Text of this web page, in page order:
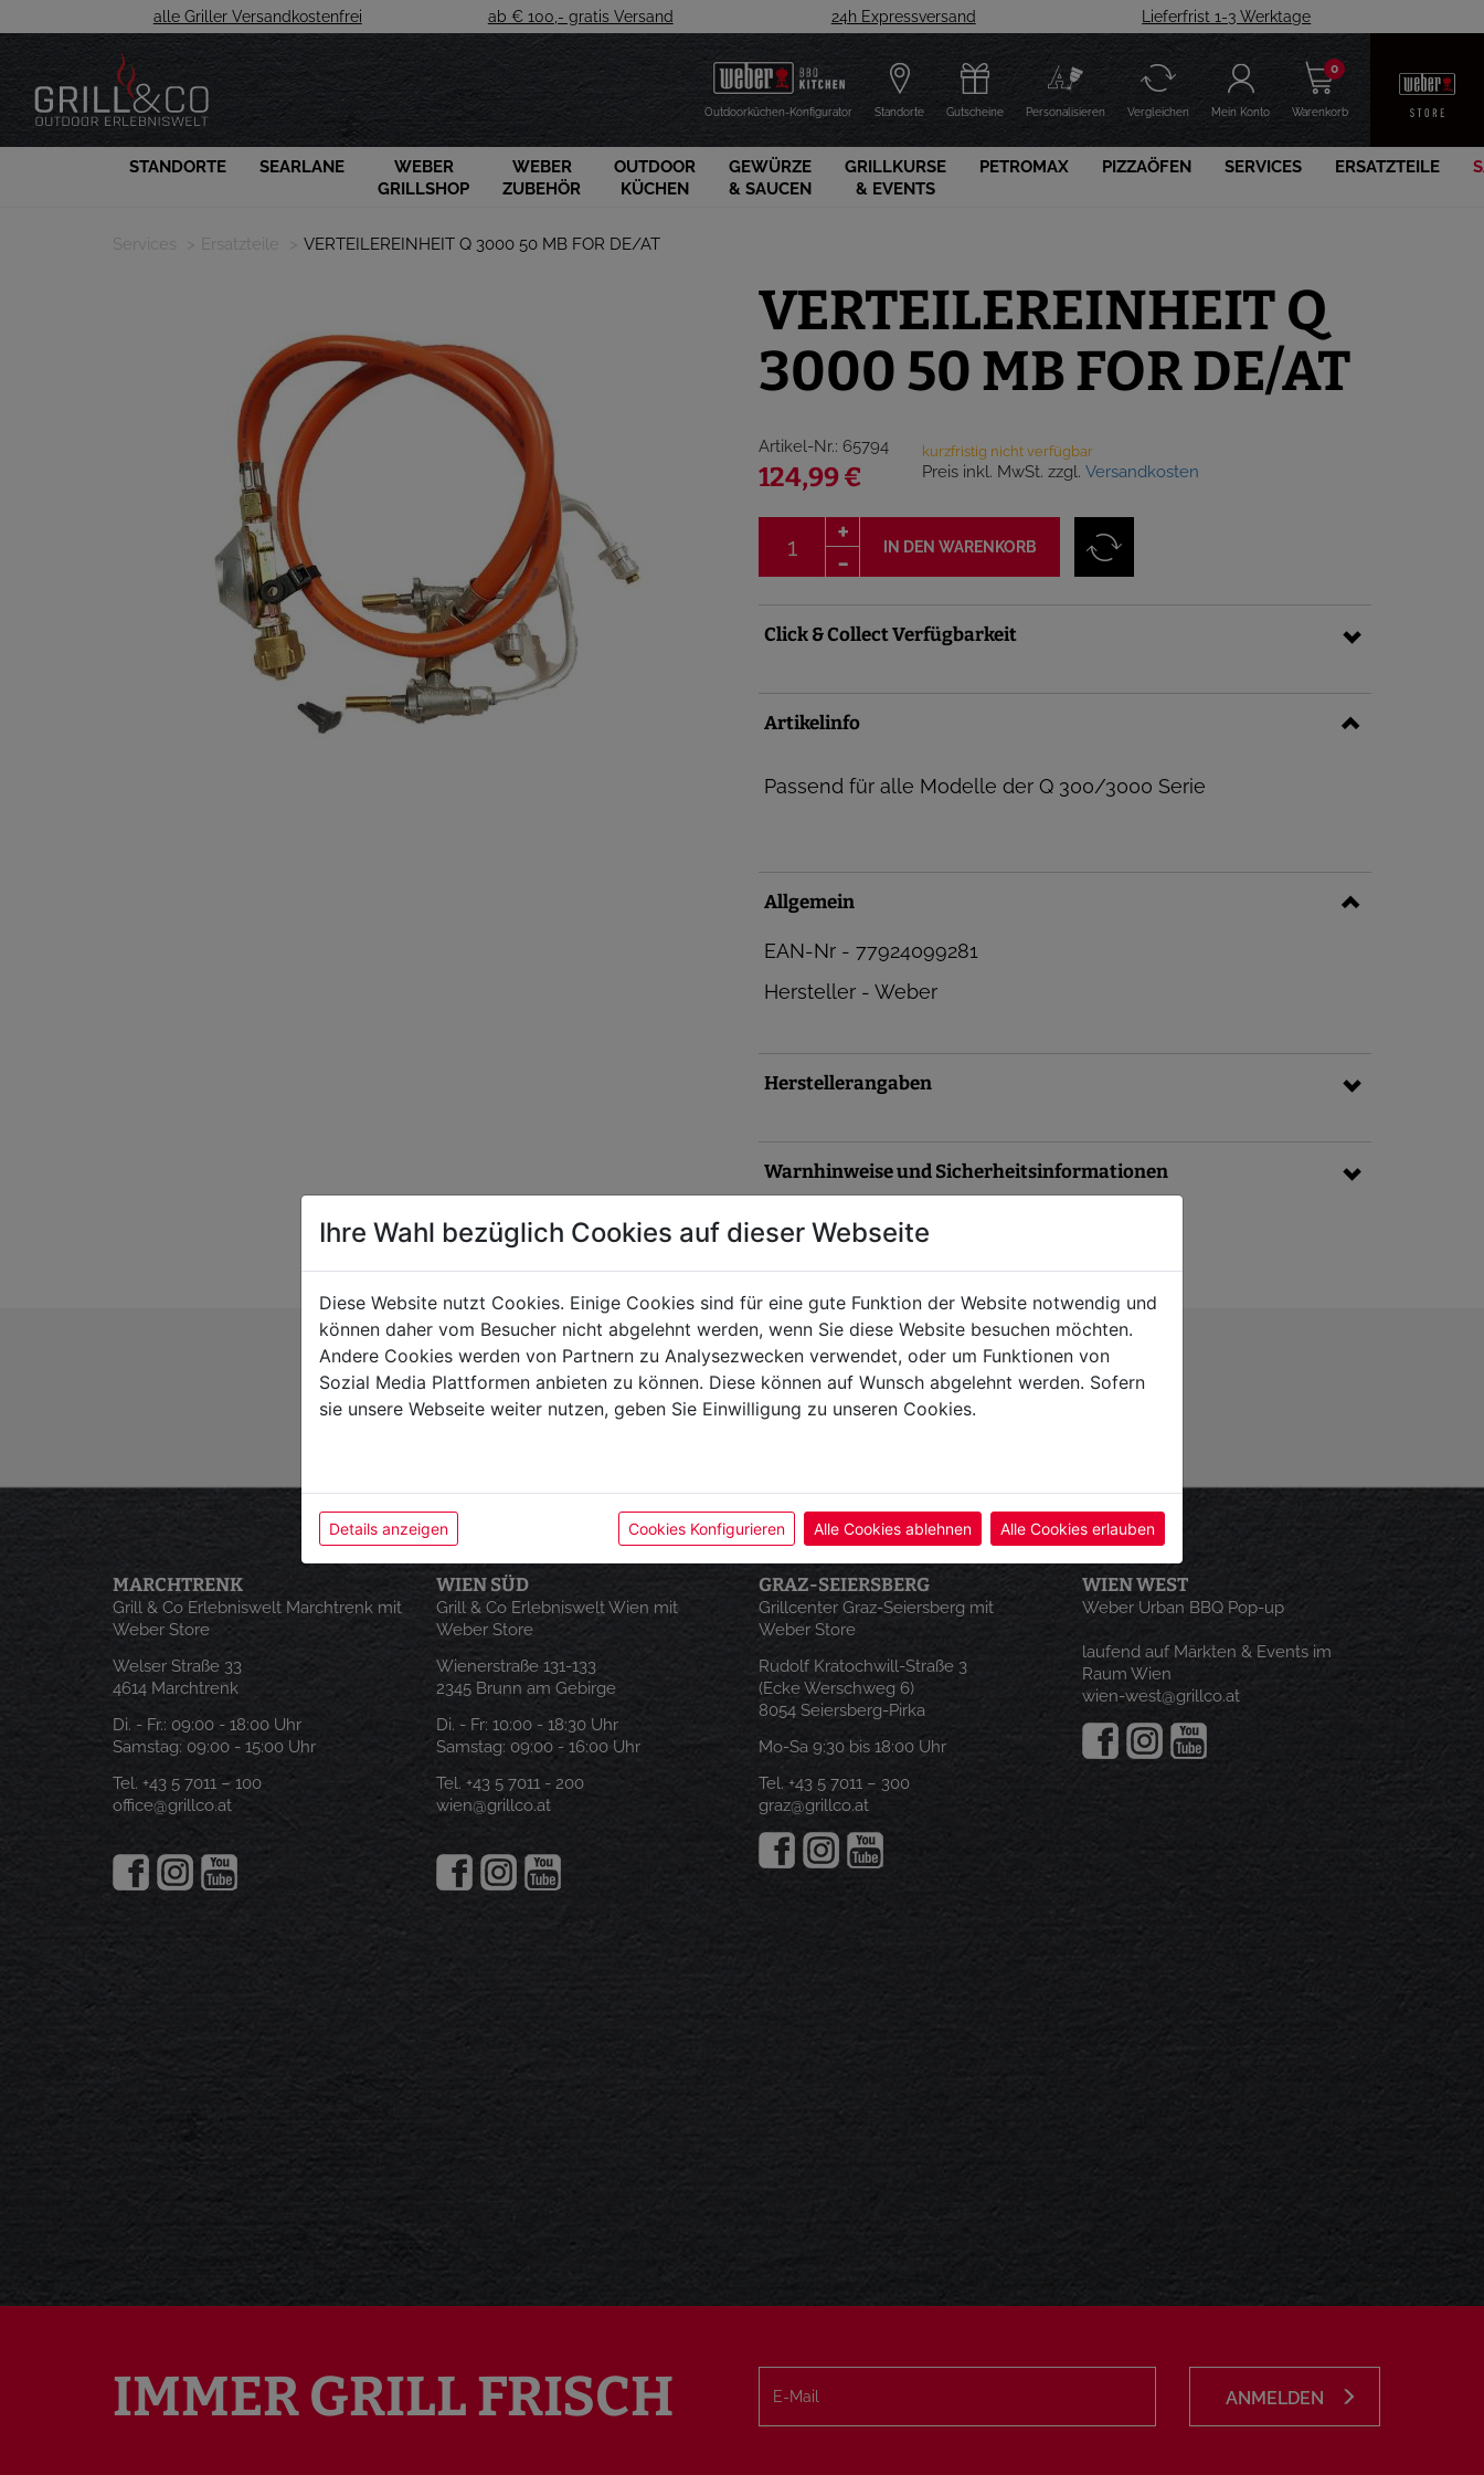
alle Griller Versandkostenfrei ab € 100,- gratis Versand 24h Expressversand Lieferfrist 1-3 Werktage
Outdoorküchen-Konfigurator Standorte Gutscheine Personalisieren Vergleichen Mein Konto Warenkorb
0
STANDORTE SEARLANE
WEBER
GRILLSHOP
WEBER
ZUBEHÖR
OUTDOOR
KÜCHEN
GEWÜRZE
& SAUCEN
GRILLKURSE
& EVENTS
PETROMAX PIZZAÖFEN SERVICES ERSATZTEILE
Services Ersatzteile VERTEILEREINHEIT Q 3000 50 MB FOR DE/AT
VERTEILEREINHEIT Q
3000 50 MB FOR DE/AT
Artikel-Nr.: 65794
124,99 €
kurzfristig nicht verfügbar
Preis inkl. MwSt. zzgl. Versandkosten
IN DEN WARENKORB
Click & Collect Verfügbarkeit
Artikelinfo
Passend für alle Modelle der Q 300/3000 Serie
Allgemein
EAN-Nr - 77924099281
Hersteller - Weber
Herstellerangaben
Warnhinweise und Sicherheitsinformationen
MARCHTRENK
Grill & Co Erlebniswelt Marchtrenk mit
Weber Store
Welser Straße 33
4614 Marchtrenk
Di. - Fr.: 09:00 - 18:00 Uhr
Samstag: 09:00 - 15:00 Uhr
Tel. +43 5 7011 – 100
office@grillco.at
WIEN SÜD
Grill & Co Erlebniswelt Wien mit
Weber Store
Wienerstraße 131-133
2345 Brunn am Gebirge
Di. - Fr: 10:00 - 18:30 Uhr
Samstag: 09:00 - 16:00 Uhr
Tel. +43 5 7011 - 200
wien@grillco.at
GRAZ-SEIERSBERG
Grillcenter Graz-Seiersberg mit
Weber Store
Rudolf Kratochwill-Straße 3
(Ecke Werschweg 6)
8054 Seiersberg-Pirka
Mo-Sa 9:30 bis 18:00 Uhr
Tel. +43 5 7011 – 300
graz@grillco.at
WIEN WEST
Weber Urban BBQ Pop-up
laufend auf Märkten & Events im
Raum Wien
wien-west@grillco.at
IMMER GRILL FRISCH ANMELDEN
Ihre Wahl bezüglich Cookies auf dieser Webseite
Diese Website nutzt Cookies. Einige Cookies sind für eine gute Funktion der Website notwendig und
können daher vom Besucher nicht abgelehnt werden, wenn Sie diese Website besuchen möchten.
Andere Cookies werden von Partnern zu Analysezwecken verwendet, oder um Funktionen von
Sozial Media Plattformen anbieten zu können. Diese können auf Wunsch abgelehnt werden. Sofern
sie unsere Webseite weiter nutzen, geben Sie Einwilligung zu unseren Cookies.
Details anzeigen Cookies Konfigurieren Alle Cookies ablehnen Alle Cookies erlauben